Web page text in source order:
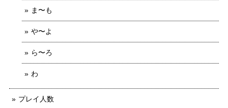
ま〜も
や〜よ
ら〜ろ
わ
プレイ人数